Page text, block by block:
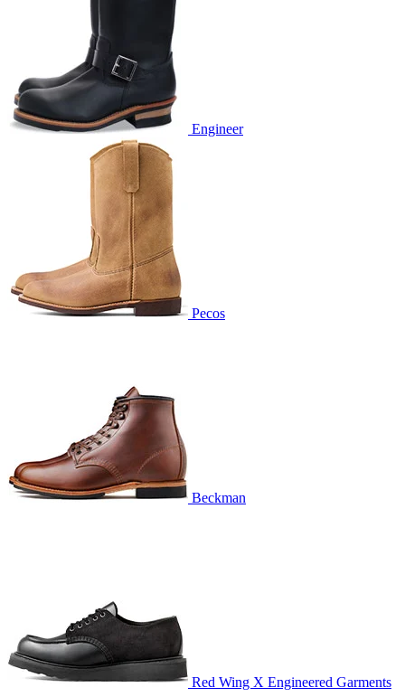
Engineer
Pecos
Beckman
Red Wing X Engineered Garments